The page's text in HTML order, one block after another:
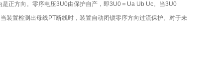
正方向。零序电压3U0由保护自产，即3U0＝Ua Ub Uc。当3U0
装置检测出母线PT断线时，装置自动闭锁零序方向过流保护。对于未